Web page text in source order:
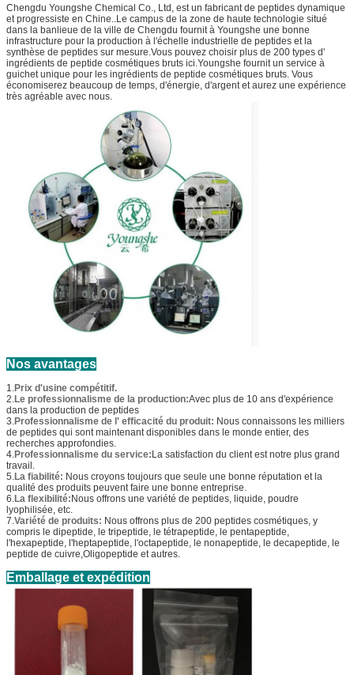
Chengdu Youngshe Chemical Co., Ltd, est un fabricant de peptides dynamique
et progressiste en Chine..Le campus de la zone de haute technologie situé
dans la banlieue de la ville de Chengdu fournit à Youngshe une bonne
infrastructure pour la production à l'échelle industrielle de peptides et la
synthèse de peptides sur mesure.Vous pouvez choisir plus de 200 types d'
ingrédients de peptide cosmétiques bruts ici.Youngshe fournit un service à
guichet unique pour les ingrédients de peptide cosmétiques bruts. Vous
économiserez beaucoup de temps, d'énergie, d'argent et aurez une expérience
très agréable avec nous.
Nos avantages
1. Prix d'usine compétitif.
2. Le professionnalisme de la production:Avec plus de 10 ans d'expérience
dans la production de peptides
3. Professionnalisme de l' efficacité du produit: Nous connaissons les milliers
de peptides qui sont maintenant disponibles dans le monde entier, des
recherches approfondies.
4. Professionnalisme du service:La satisfaction du client est notre plus grand
travail.
5. La fiabilité: Nous croyons toujours que seule une bonne réputation et la
qualité des produits peuvent faire une bonne entreprise.
6. La flexibilité:Nous offrons une variété de peptides, liquide, poudre
lyophilisée, etc.
7. Variété de produits: Nous offrons plus de 200 peptides cosmétiques, y
compris le dipeptide, le tripeptide, le tétrapeptide, le pentapeptide,
l'hexapeptide, l'heptapeptide, l'octapeptide, le nonapeptide, le decapeptide, le
peptide de cuivre,Oligopeptide et autres.
Emballage et expédition